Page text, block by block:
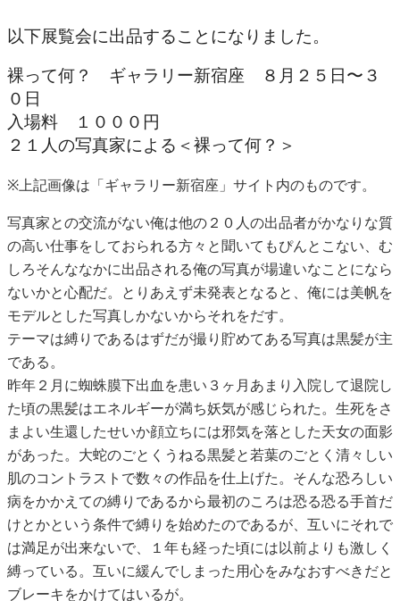
以下展覧会に出品することになりました。
裸って何？ ギャラリー新宿座 ８月２５日〜３
０日
入場料 １０００円
２１人の写真家による＜裸って何？＞
※上記画像は「ギャラリー新宿座」サイト内のものです。
写真家との交流がない俺は他の２０人の出品者がかなりな質
の高い仕事をしておられる方々と聞いてもぴんとこない、む
しろそんななかに出品される俺の写真が場違いなことになら
ないかと心配だ。とりあえず未発表となると、俺には美帆を
モデルとした写真しかないからそれをだす。
テーマは縛りであるはずだが撮り貯めてある写真は黒髪が主
である。
昨年２月に蜘蛛膜下出血を患い３ヶ月あまり入院して退院し
た頃の黒髪はエネルギーが満ち妖気が感じられた。生死をさ
まよい生還したせいか顔立ちには邪気を落とした天女の面影
があった。大蛇のごとくうねる黒髪と若葉のごとく清々しい
肌のコントラストで数々の作品を仕上げた。そんな恐ろしい
病をかかえての縛りであるから最初のころは恐る恐る手首だ
けとかという条件で縛りを始めたのであるが、互いにそれで
は満足が出来ないで、１年も経った頃には以前よりも激しく
縛っている。互いに緩んでしまった用心をみなおすべきだと
ブレーキをかけてはいるが。